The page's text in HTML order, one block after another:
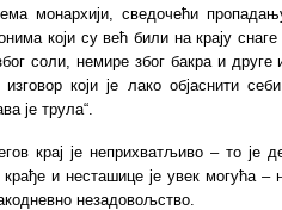
монархији, сведочећи
који су већ били на крају
соли, немире због бакра и друге
који је лако објаснити
је трула“.
крај је неприхватљиво – то је
и несташице је увек могућа –
незадовољство.